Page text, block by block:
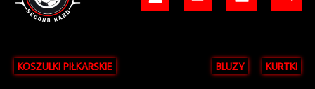
KOSZULKI PIŁKARSKIE BLUZY KURTKI